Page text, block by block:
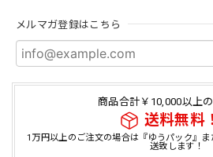
メルマガ登録はこちら
商品合計￥10,000以上
送料無料
1万円以上のご注文の場合は『ゆうパック』
送致します！